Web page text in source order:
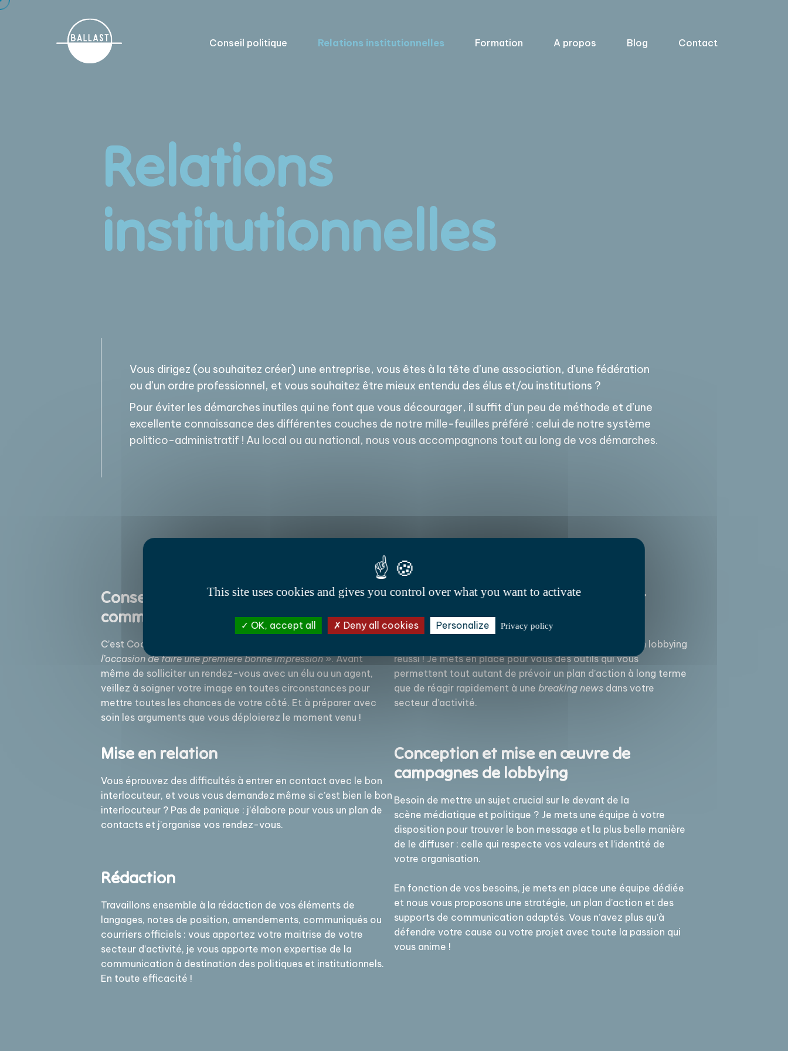
Conseil politique Relations institutionnelles Formation A propos Blog Contact
Relations
institutionnelles
Vous dirigez (ou souhaitez créer) une entreprise, vous êtes à la tête d’une association, d’une fédération
ou d’un ordre professionnel, et vous souhaitez être mieux entendu des élus et/ou institutions ?
Pour éviter les démarches inutiles qui ne font que vous décourager, il suffit d’un peu de méthode et d’une
excellente connaissance des différentes couches de notre mille-feuilles préféré : celui de notre système
politico-administratif ! Au local ou au national, nous vous accompagnons tout au long de vos démarches.
Conseil stratégique et en
communication du dirigeant
C’est Coco Chanel qui le dit : «
l’occasion de faire une première bonne impression». Avant
même de solliciter un rendez-vous avec un élu ou un agent,
veillez à soigner votre image en toutes circonstances pour
mettre toutes les chances de votre côté. Et à préparer avec
soin les arguments que vous déploierez le moment venu !
Cartographie des acteurs, veille et
analyse
Savoir à qui parler, quand et comment : c’est la clé d’un lobbying
réussi ! Je mets en place pour vous des outils qui vous
permettent tout autant de prévoir un plan d’action à long terme
que de réagir rapidement à une breaking news dans votre
secteur d’activité.
Mise en relation
Vous éprouvez des difficultés à entrer en contact avec le bon
interlocuteur, et vous vous demandez même si c’est bien le bon
interlocuteur ? Pas de panique : j’élabore pour vous un plan de
contacts et j’organise vos rendez-vous.
Rédaction
Travaillons ensemble à la rédaction de vos éléments de
langages, notes de position, amendements, communiqués ou
courriers officiels : vous apportez votre maitrise de votre
secteur d’activité, je vous apporte mon expertise de la
communication à destination des politiques et institutionnels.
En toute efficacité !
Conception et mise en œuvre de
campagnes de lobbying
Besoin de mettre un sujet crucial sur le devant de la
scène médiatique et politique ? Je mets une équipe à votre
disposition pour trouver le bon message et la plus belle manière
de le diffuser : celle qui respecte vos valeurs et l’identité de
votre organisation.
En fonction de vos besoins, je mets en place une équipe dédiée
et nous vous proposons une stratégie, un plan d’action et des
supports de communication adaptés. Vous n’avez plus qu’à
défendre votre cause ou votre projet avec toute la passion qui
vous anime !
Cookies management panel
This site uses cookies and gives you control over what you want to activate
OK, accept all Deny all cookies Personalize Privacy policy